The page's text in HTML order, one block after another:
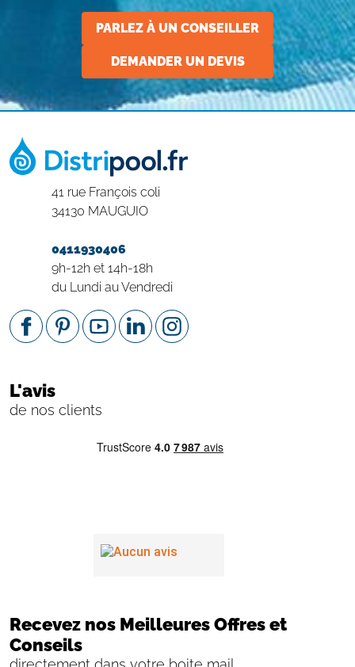
PARLEZ À UN CONSEILLER
DEMANDER UN DEVIS
41 rue François coli
34130 MAUGUIO
0411930406
9h-12h et 14h-18h
du Lundi au Vendredi
L'avis
de nos clients
Recevez nos Meilleures Offres et
Conseils